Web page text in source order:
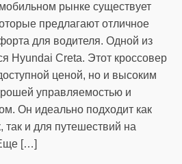
рынке существует
предлагают отличное
для водителя. Одной из
Hyundai Creta. Этот кроссовер
ценой, но и высоким
управляемостью и
Он идеально подходит как
так и для путешествий на
[…]